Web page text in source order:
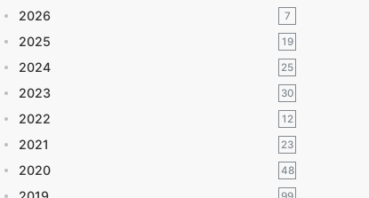
2026 7
2025 19
2024 25
2023 30
2022 12
2021 23
2020 48